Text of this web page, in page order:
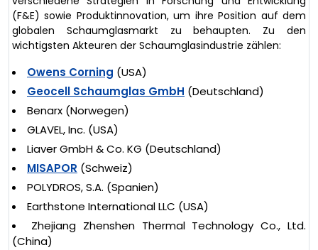
(F&E) sowie Produktinnovation, um ihre Position auf dem
globalen Schaumglasmarkt zu behaupten. Zu den
wichtigsten Akteuren der Schaumglasindustrie zählen:
Owens Corning (USA)
Geocell Schaumglas GmbH (Deutschland)
Benarx (Norwegen)
GLAVEL, Inc. (USA)
Liaver GmbH & Co. KG (Deutschland)
MISAPOR (Schweiz)
POLYDROS, S.A. (Spanien)
Earthstone International LLC (USA)
Zhejiang Zhenshen Thermal Technology Co., Ltd.
(China)